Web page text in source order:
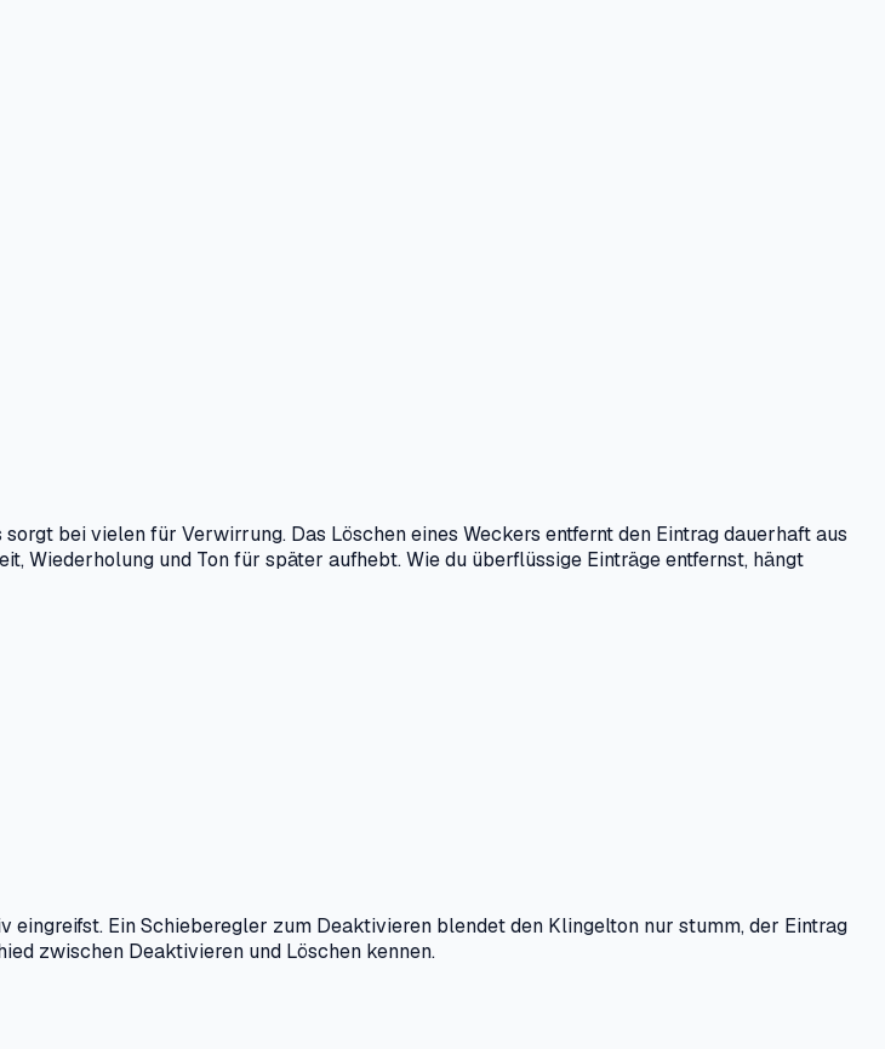
bei vielen für Verwirrung. Das Löschen eines Weckers entfernt den Eintrag dauerhaft aus
Wiederholung und Ton für später aufhebt. Wie du überflüssige Einträge entfernst, hängt
Ein Schieberegler zum Deaktivieren blendet den Klingelton nur stumm, der Eintrag
zwischen Deaktivieren und Löschen kennen.